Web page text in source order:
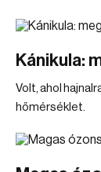
Kánikula:
Volt, ahol
hőmérséklet.